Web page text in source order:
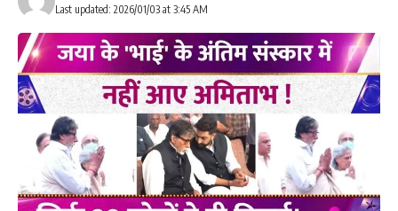
Last updated: 2026/01/03 at 3:45 AM